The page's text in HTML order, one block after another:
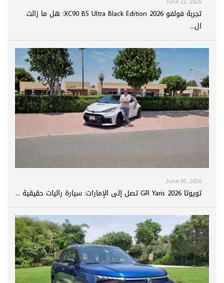
تجربة فولفو XC90 B5 Ultra Black Edition 2026: هل ما زالت
ال...
June 05, 2026
تويوتا GR Yaris 2026 تصل إلى الإمارات: سيارة راليات حقيقية ...